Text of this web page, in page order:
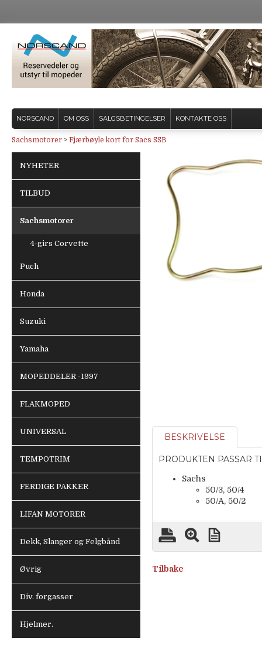
NORSCAND OM OSS SALGSBETINGELSER KONTAKTE OSS
Sachsmotorer > Fjærbøyle kort for Sacs SSB
NYHETER
TILBUD
Sachsmotorer
4-girs Corvette
Puch
Honda
Suzuki
Yamaha
MOPEDDELER -1997
FLAKMOPED
UNIVERSAL
TEMPOTRIM
FERDIGE PAKKER
LIFAN MOTORER
Dekk, Slanger og Felgbånd
Øvrig
Div. forgasser
Hjelmer.
BESKRIVELSE
PRODUKTEN PASSAR
Sachs
50/3, 50/4
50/A, 50/2
Tilbake